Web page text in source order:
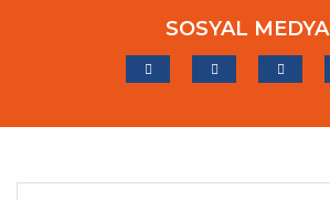
SOSYAL MEDYA